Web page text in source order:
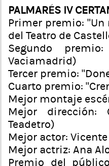
PALMARÉS IV
Primer premio:
del Teatro de
Segundo
Vaciamadrid)
Tercer premio:
Cuarto premio:
Mejor montaje
Mejor dirección:
Teadetro)
Mejor actor:
Mejor actriz: Ana
Premio del